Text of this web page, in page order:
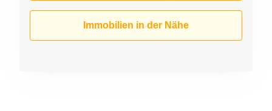
Immobilien in der Nähe